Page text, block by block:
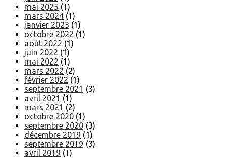
mai 2025 (1)
mars 2024 (1)
janvier 2023 (1)
octobre 2022 (1)
août 2022 (1)
juin 2022 (1)
mai 2022 (1)
mars 2022 (2)
février 2022 (1)
septembre 2021 (3)
avril 2021 (1)
mars 2021 (2)
octobre 2020 (1)
septembre 2020 (3)
décembre 2019 (1)
septembre 2019 (3)
avril 2019 (1)